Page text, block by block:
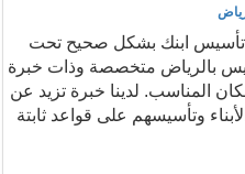
تأسيس ابنك بشكل صحيح تحت
بالرياض متخصصة وذات خبرة
المناسب. لدينا خبرة تزيد عن
الأبناء وتأسيسهم على قواعد ثابتة